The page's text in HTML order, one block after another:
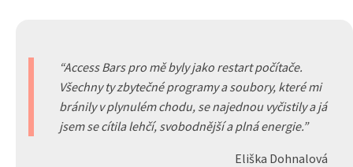
Access Bars pro mě byly jako restart počítače.
Všechny ty zbytečné programy a soubory, které mi
bránily v plynulém chodu, se najednou vyčistily a já
jsem se cítila lehčí, svobodnější a plná energie.
Eliška Dohnalová